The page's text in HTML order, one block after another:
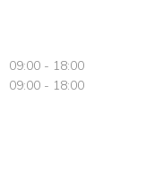
09:00 - 18:00
09:00 - 18:00